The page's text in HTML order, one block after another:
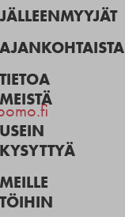
JÄLLEENMYYJÄT
AJANKOHTAISTA
TIETOA
MEISTÄ
USEIN
KYSYTTYÄ
MEILLE
TÖIHIN